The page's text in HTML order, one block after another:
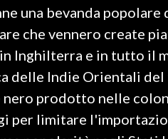
una bevanda popolare
che vennero create
Inghilterra e in tutto il
delle Indie Orientali del
prodotto nelle
per limitare